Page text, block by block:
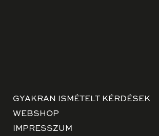
GYAKRAN ISMÉTELT KÉRDÉSEK
WEBSHOP
IMPRESSZUM